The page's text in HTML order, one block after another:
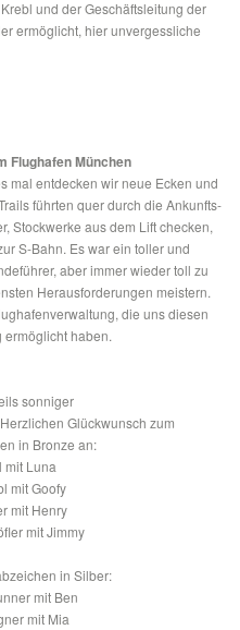
und der Geschäftsleitung der
ermöglicht, hier unvergessliche
Flughafen München
mal entdecken wir neue Ecken und
führten quer durch die Ankunfts-
Stockwerke aus dem Lift checken,
S-Bahn. Es war ein toller und
aber immer wieder toll zu
Herausforderungen meistern.
die uns diesen
ermöglicht haben.
sonniger
Herzlichen Glückwunsch zum
in Bronze an:
mit Luna
mit Goofy
mit Henry
mit Jimmy
in Silber:
mit Ben
mit Mia